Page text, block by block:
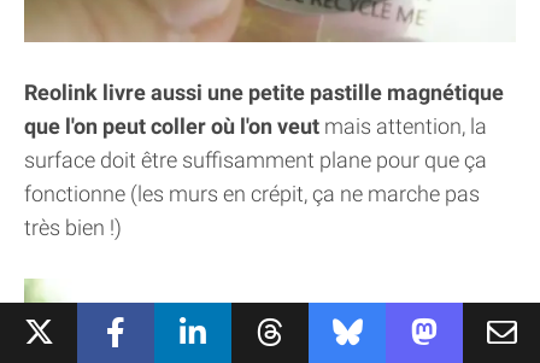
Reolink livre aussi une petite pastille magnétique
que l'on peut coller où l'on veut mais attention, la
surface doit être suffisamment plane pour que ça
fonctionne (les murs en crépit, ça ne marche pas
très bien !)